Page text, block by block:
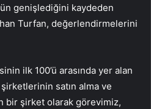
genişlediğini kaydeden
Turfan, değerlendirmelerini
ilk 100’ü arasında yer alan
satın alma ve
bir şirket olarak görevimiz,